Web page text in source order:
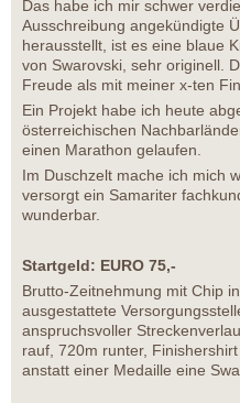
Das habe ich mir schwer
Ausschreibung angekündigte
herausstellt, ist es eine blaue
von Swarovski, sehr originell.
Freude als mit meiner x-ten
Ein Projekt habe ich heute
österreichischen
einen Marathon gelaufen.
Im Duschzelt mache ich mich
versorgt ein Samariter
wunderbar.
Startgeld: EURO 75,-
Brutto-Zeitnehmung mit Chip
ausgestattete
anspruchsvoller
rauf, 720m runter,
anstatt einer Medaille eine